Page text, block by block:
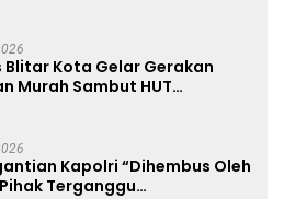
Blitar Kota Gelar Gerakan
Murah Sambut HUT
Kapolri “Dihembus Oleh
Terganggu